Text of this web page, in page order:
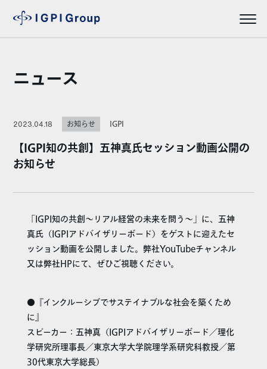
ニュース
2023.04.18 お知らせ IGPI
【IGPI知の共創】五神真氏セッション動画公開の
お知らせ
「IGPI知の共創～リアル経営の未来を問う～」に、五神
真氏（IGPIアドバイザリーボード）をゲストに迎えたセ
ッション動画を公開しました。弊社YouTubeチャンネル
又は弊社HPにて、ぜひご視聴ください。
●『インクルーシブでサステイナブルな社会を築くため
に』
スピーカー：五神真（IGPIアドバイザリーボード／理化
学研究所理事長／東京大学大学院理学系研究科教授／第
30代東京大学総長）